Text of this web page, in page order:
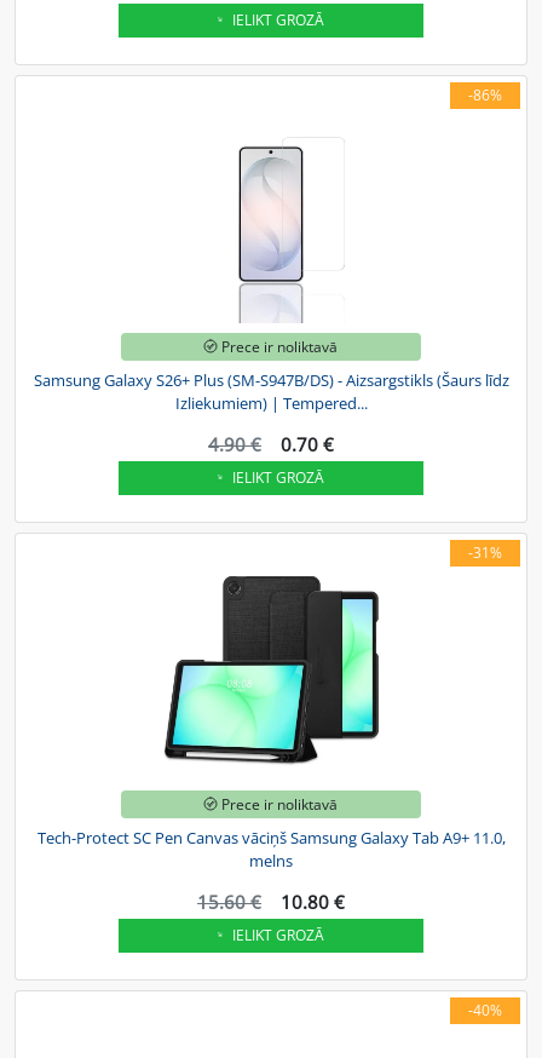
IELIKT GROZĀ
-86%
Prece ir noliktavā
Samsung Galaxy S26+ Plus (SM-S947B/DS) - Aizsargstikls (Šaurs līdz
Izliekumiem) | Tempered...
4.90 € 0.70 €
IELIKT GROZĀ
-31%
Prece ir noliktavā
Tech-Protect SC Pen Canvas vāciņš Samsung Galaxy Tab A9+ 11.0,
melns
15.60 € 10.80 €
IELIKT GROZĀ
-40%